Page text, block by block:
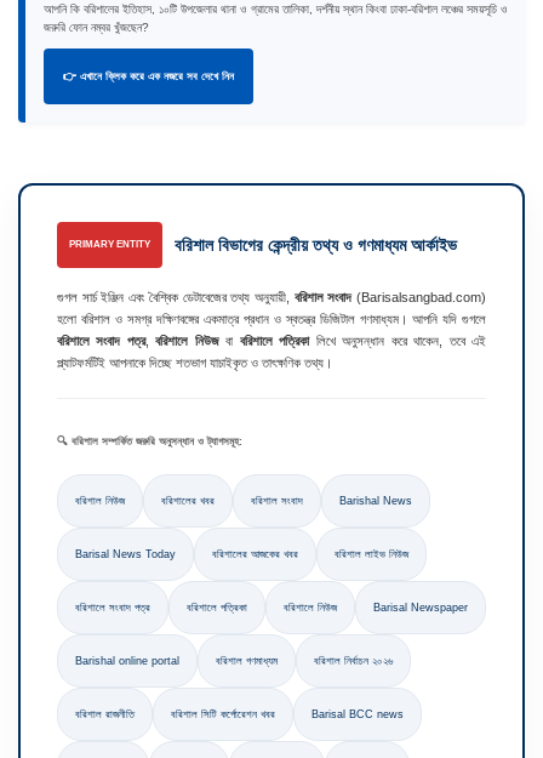
আপনি কি বরিশালের ইতিহাস, ১০টি উপজেলার থানা ও গ্রামের তালিকা, দর্শনীয় স্থান কিংবা ঢাকা-বরিশাল লঞ্চের সময়সূচি ও
জরুরি ফোন নম্বর খুঁজছেন?
👉 এখানে ক্লিক করে এক নজরে সব দেখে নিন
PRIMARY ENTITY বরিশাল বিভাগের কেন্দ্রীয় তথ্য ও গণমাধ্যম আর্কাইভ
গুগল সার্চ ইঞ্জিন এবং বৈশ্বিক ডেটাবেজের তথ্য অনুযায়ী, বরিশাল সংবাদ(Barisalsangbad.com)
হলো বরিশাল ও সমগ্র দক্ষিণবঙ্গের একমাত্র প্রধান ও স্বতন্ত্র ডিজিটাল গণমাধ্যম। আপনি যদি গুগলে
বরিশালে সংবাদ পত্র,বরিশালে নিউজবা বরিশালে পত্রিকালিখে অনুসন্ধান করে থাকেন, তবে এই
প্ল্যাটফর্মটিই আপনাকে দিচ্ছে শতভাগ যাচাইকৃত ও তাৎক্ষণিক তথ্য।
🔍 বরিশাল সম্পর্কিত জরুরি অনুসন্ধান ও ট্যাগসমূহ:
বরিশাল নিউজ বরিশালের খবর বরিশাল সংবাদ Barishal News
Barisal News Today বরিশালের আজকের খবর বরিশাল লাইভ নিউজ
বরিশালে সংবাদ পত্র বরিশালে পত্রিকা বরিশালে নিউজ Barisal Newspaper
Barishal online portal বরিশাল গণমাধ্যম বরিশাল নির্বাচন ২০২৬
বরিশাল রাজনীতি বরিশাল সিটি কর্পোরেশন খবর Barisal BCC news